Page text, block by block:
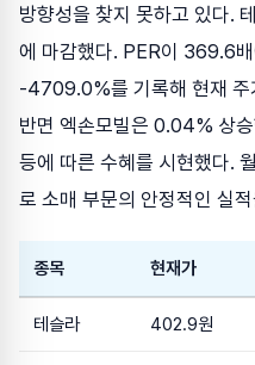
방향성을 찾지 못하고 있다.
에 마감했다. PER이 369.6
-4709.0%를 기록해 현재 주
반면 엑손모빌은 0.04% 상
등에 따른 수혜를 시현했다.
로 소매 부문의 안정적인 실
종목 현재가
테슬라 402.9원